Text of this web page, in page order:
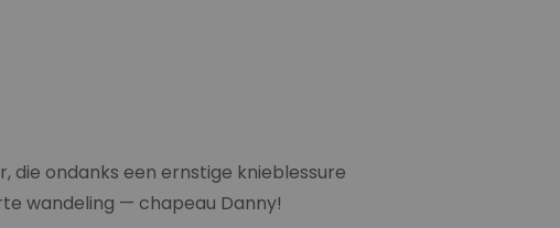
die ondanks een ernstige knieblessure
wandeling — chapeau Danny!